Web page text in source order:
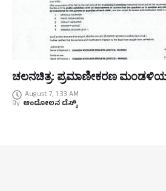
ಚಲನಚಿತ್ರ: ಪ್ರಮಾಣೀಕರಣ
August 7, 1:33 AM
By ಆಂದೋಲನ ಡೆಸ್ಕ್